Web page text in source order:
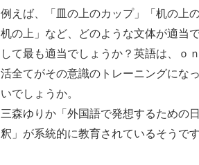
例えば、「皿の上のカップ」「机の上
机の上」など、どのような文体が適当
して最も適当でしょうか？英語は、ｏ
活全てがその意識のトレーニングにな
いでしょうか。
三森ゆりか「外国語で発想するための
釈」が系統的に教育されているそうです